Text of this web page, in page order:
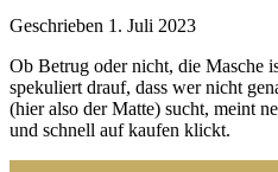
Geschrieben 1. Juli 2023
Ob Betrug oder nicht, die Masche
spekuliert drauf, dass wer nicht
(hier also der Matte) sucht, meint
und schnell auf kaufen klickt.